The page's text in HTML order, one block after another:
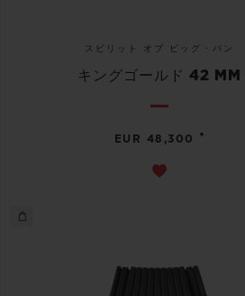
スピリット オブ ビッグ・バン
キングゴールド 42 MM
EUR 48,300 •